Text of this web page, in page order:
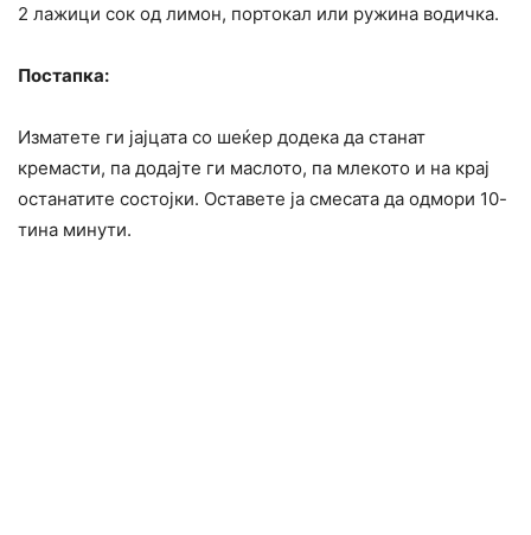
2 лажици сок од лимон, портокал или ружина водичка.
Постапка:
Изматете ги јајцата со шеќер додека да станат
кремасти, па додајте ги маслото, па млекото и на крај
останатите состојки. Оставете ја смесата да одмори 10-
тина минути.